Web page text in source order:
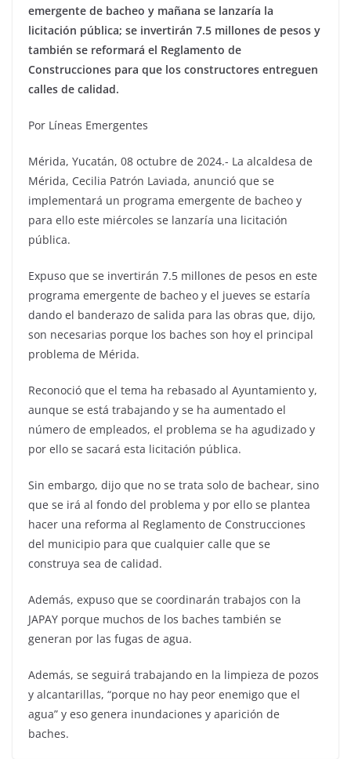
emergente de bacheo y mañana se lanzaría la
licitación pública; se invertirán 7.5 millones de pesos y
también se reformará el Reglamento de
Construcciones para que los constructores entreguen
calles de calidad.
Por Líneas Emergentes
Mérida, Yucatán, 08 octubre de 2024.- La alcaldesa de
Mérida, Cecilia Patrón Laviada, anunció que se
implementará un programa emergente de bacheo y
para ello este miércoles se lanzaría una licitación
pública.
Expuso que se invertirán 7.5 millones de pesos en este
programa emergente de bacheo y el jueves se estaría
dando el banderazo de salida para las obras que, dijo,
son necesarias porque los baches son hoy el principal
problema de Mérida.
Reconoció que el tema ha rebasado al Ayuntamiento y,
aunque se está trabajando y se ha aumentado el
número de empleados, el problema se ha agudizado y
por ello se sacará esta licitación pública.
Sin embargo, dijo que no se trata solo de bachear, sino
que se irá al fondo del problema y por ello se plantea
hacer una reforma al Reglamento de Construcciones
del municipio para que cualquier calle que se
construya sea de calidad.
Además, expuso que se coordinarán trabajos con la
JAPAY porque muchos de los baches también se
generan por las fugas de agua.
Además, se seguirá trabajando en la limpieza de pozos
y alcantarillas, “porque no hay peor enemigo que el
agua” y eso genera inundaciones y aparición de
baches.